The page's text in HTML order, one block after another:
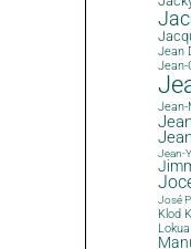
Jean
Jean-
Jean-
Jean-
José
Klod